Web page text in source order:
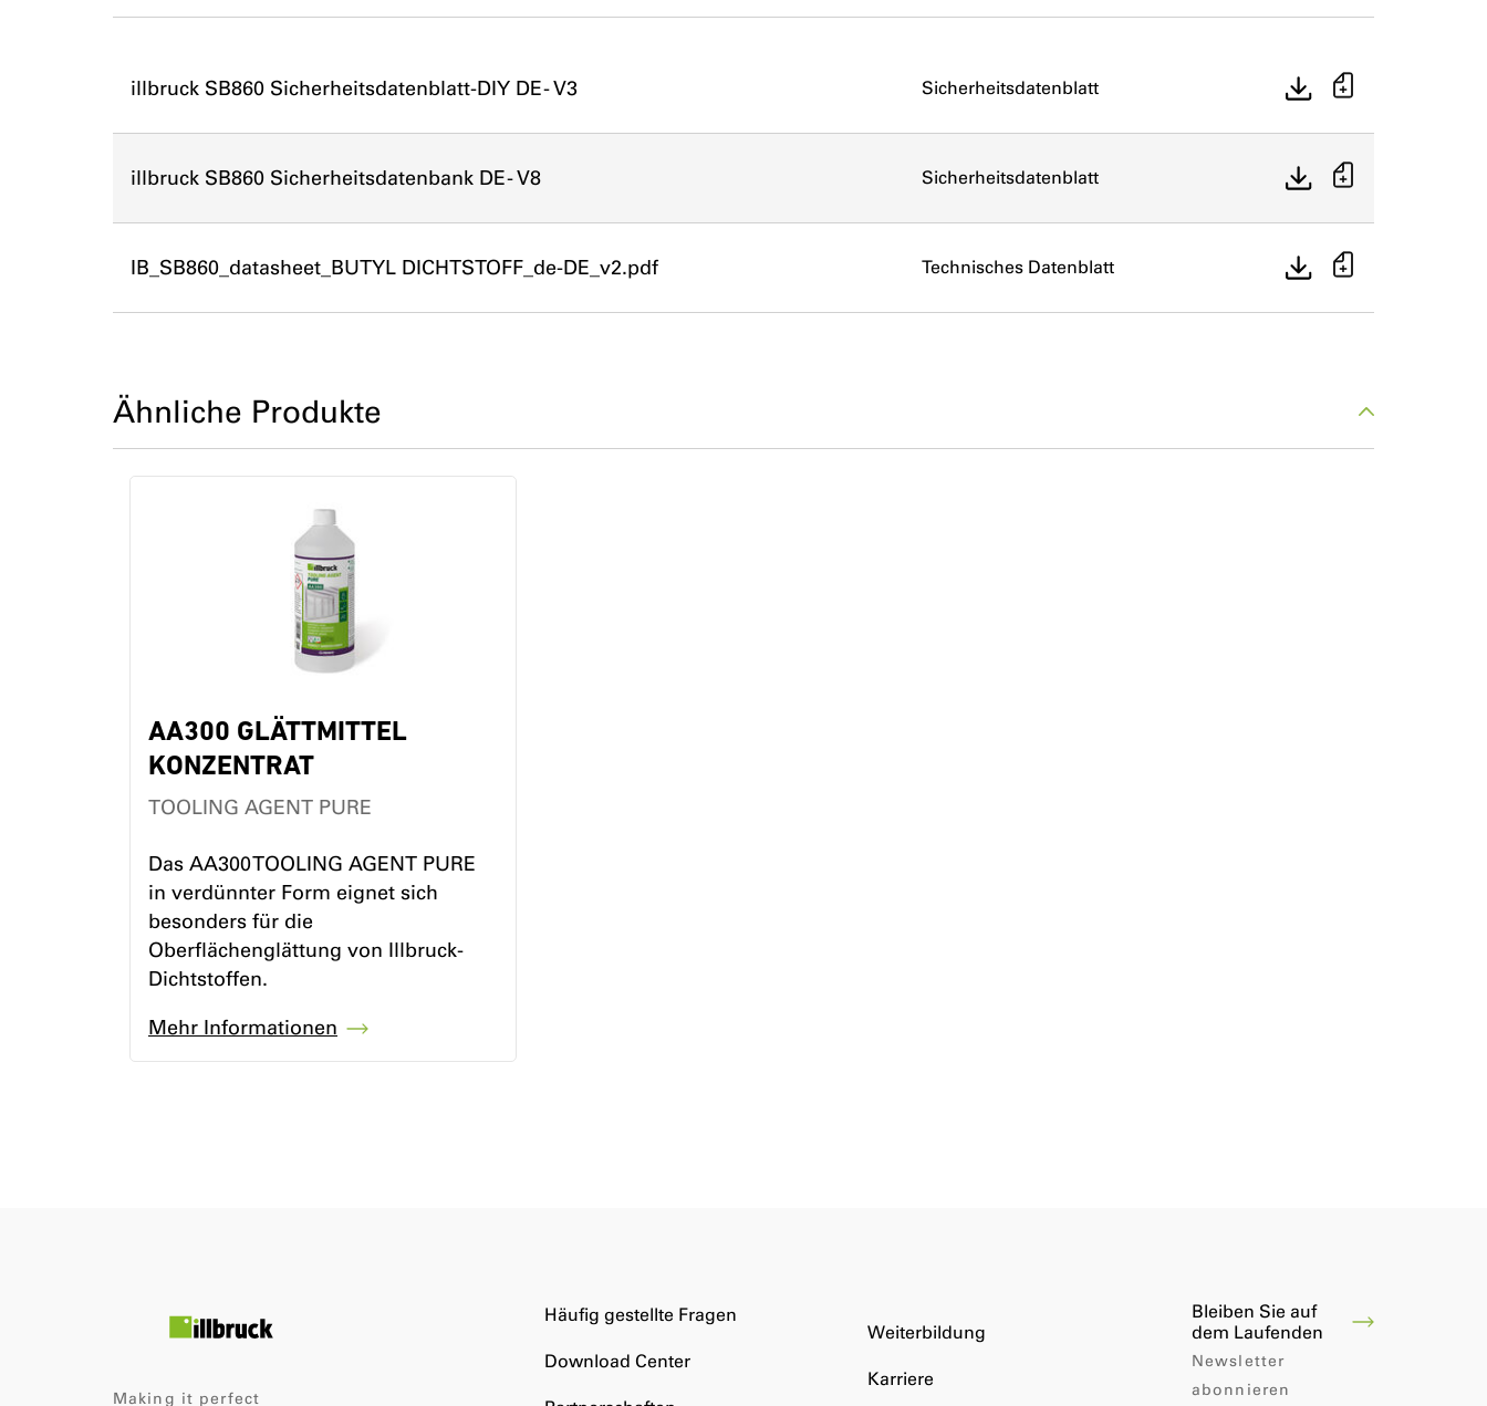
illbruck SB860 Sicherheitsdatenblatt-DIY DE - V3 Sicherheitsdatenblatt
illbruck SB860 Sicherheitsdatenbank DE - V8 Sicherheitsdatenblatt
IB_SB860_datasheet_BUTYL DICHTSTOFF_de-DE_v2.pdf Technisches Datenblatt
Ähnliche Produkte
AA300 GLÄTTMITTEL
KONZENTRAT
TOOLING AGENT PURE
Das AA300 TOOLING AGENT PURE
in verdünnter Form eignet sich
besonders für die
Oberflächenglättung von Illbruck-
Dichtstoffen.
Mehr Informationen
Making it perfect
Häufig gestellte Fragen
Download Center
Weiterbildung
Karriere
Bleiben Sie auf
dem Laufenden
Newsletter
abonnieren